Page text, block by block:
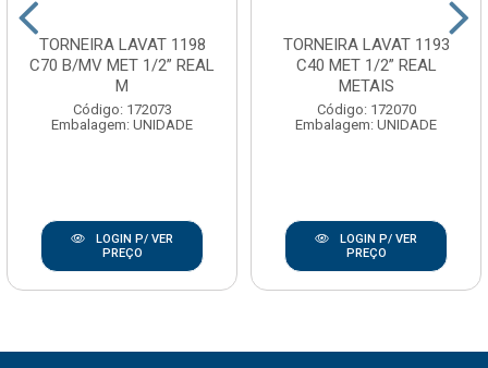
TORNEIRA LAVAT 1198
C70 B/MV MET 1/2” REAL
M
Código: 172073
Embalagem: UNIDADE
LOGIN P/ VER
PREÇO
TORNEIRA LAVAT 1193
C40 MET 1/2” REAL
METAIS
Código: 172070
Embalagem: UNIDADE
LOGIN P/ VER
PREÇO